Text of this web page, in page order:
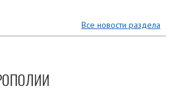
Все новости раздела